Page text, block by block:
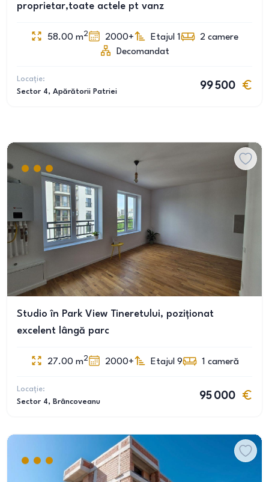
proprietar,toate actele pt vanz
58.00 m2 2000+ Etajul 1 2 camere
Decomandat
Locație:
Sector 4, Apărătorii Patriei
99 500
Studio în Park View Tineretului, poziționat
excelent lângă parc
27.00 m2 2000+ Etajul 9 1 cameră
Locație:
Sector 4, Brâncoveanu
95 000